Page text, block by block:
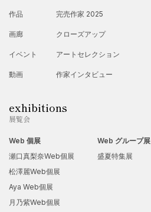
作品
画廊
イベント
動画
完売作家 2025
クローズアップ
アートセレクション
作家インタビュー
exhibitions
展覧会
Web 個展
瀬口真梨奈Web個展
松澤麗Web個展
Aya Web個展
月乃紫Web個展
Web グループ展
盛夏特集展